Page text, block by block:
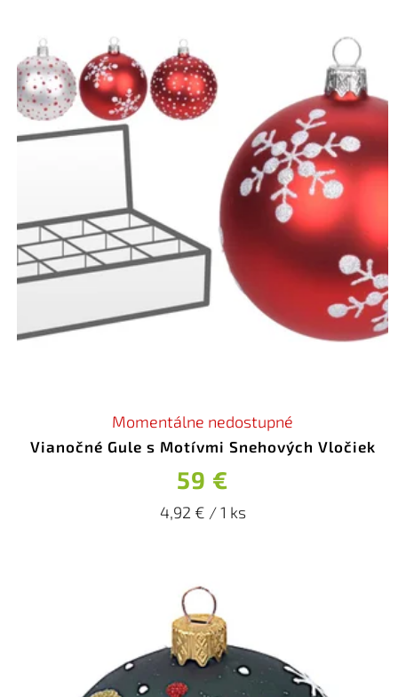
Vianočné Gule s Motívmi Snehových Vločiek
Momentálne nedostupné
59 €
4,92 € / 1 ks